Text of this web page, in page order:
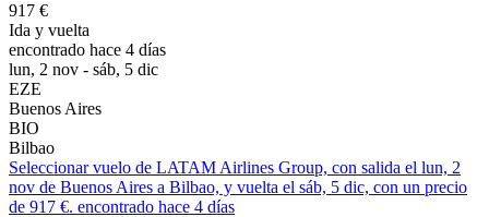
917 €
Ida y vuelta
encontrado hace 4 días
lun, 2 nov - sáb, 5 dic
EZE
Buenos Aires
BIO
Bilbao
Seleccionar vuelo de LATAM Airlines Group, con salida el lun, 2
nov de Buenos Aires a Bilbao, y vuelta el sáb, 5 dic, con un precio
de 917 €. encontrado hace 4 días